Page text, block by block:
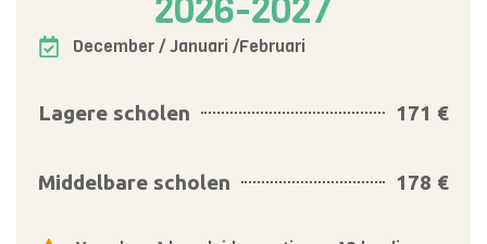
December / Januari /Februari
Lagere scholen 171 €
Middelbare scholen 178 €